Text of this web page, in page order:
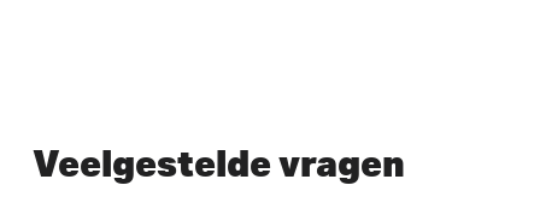
Veelgestelde vragen